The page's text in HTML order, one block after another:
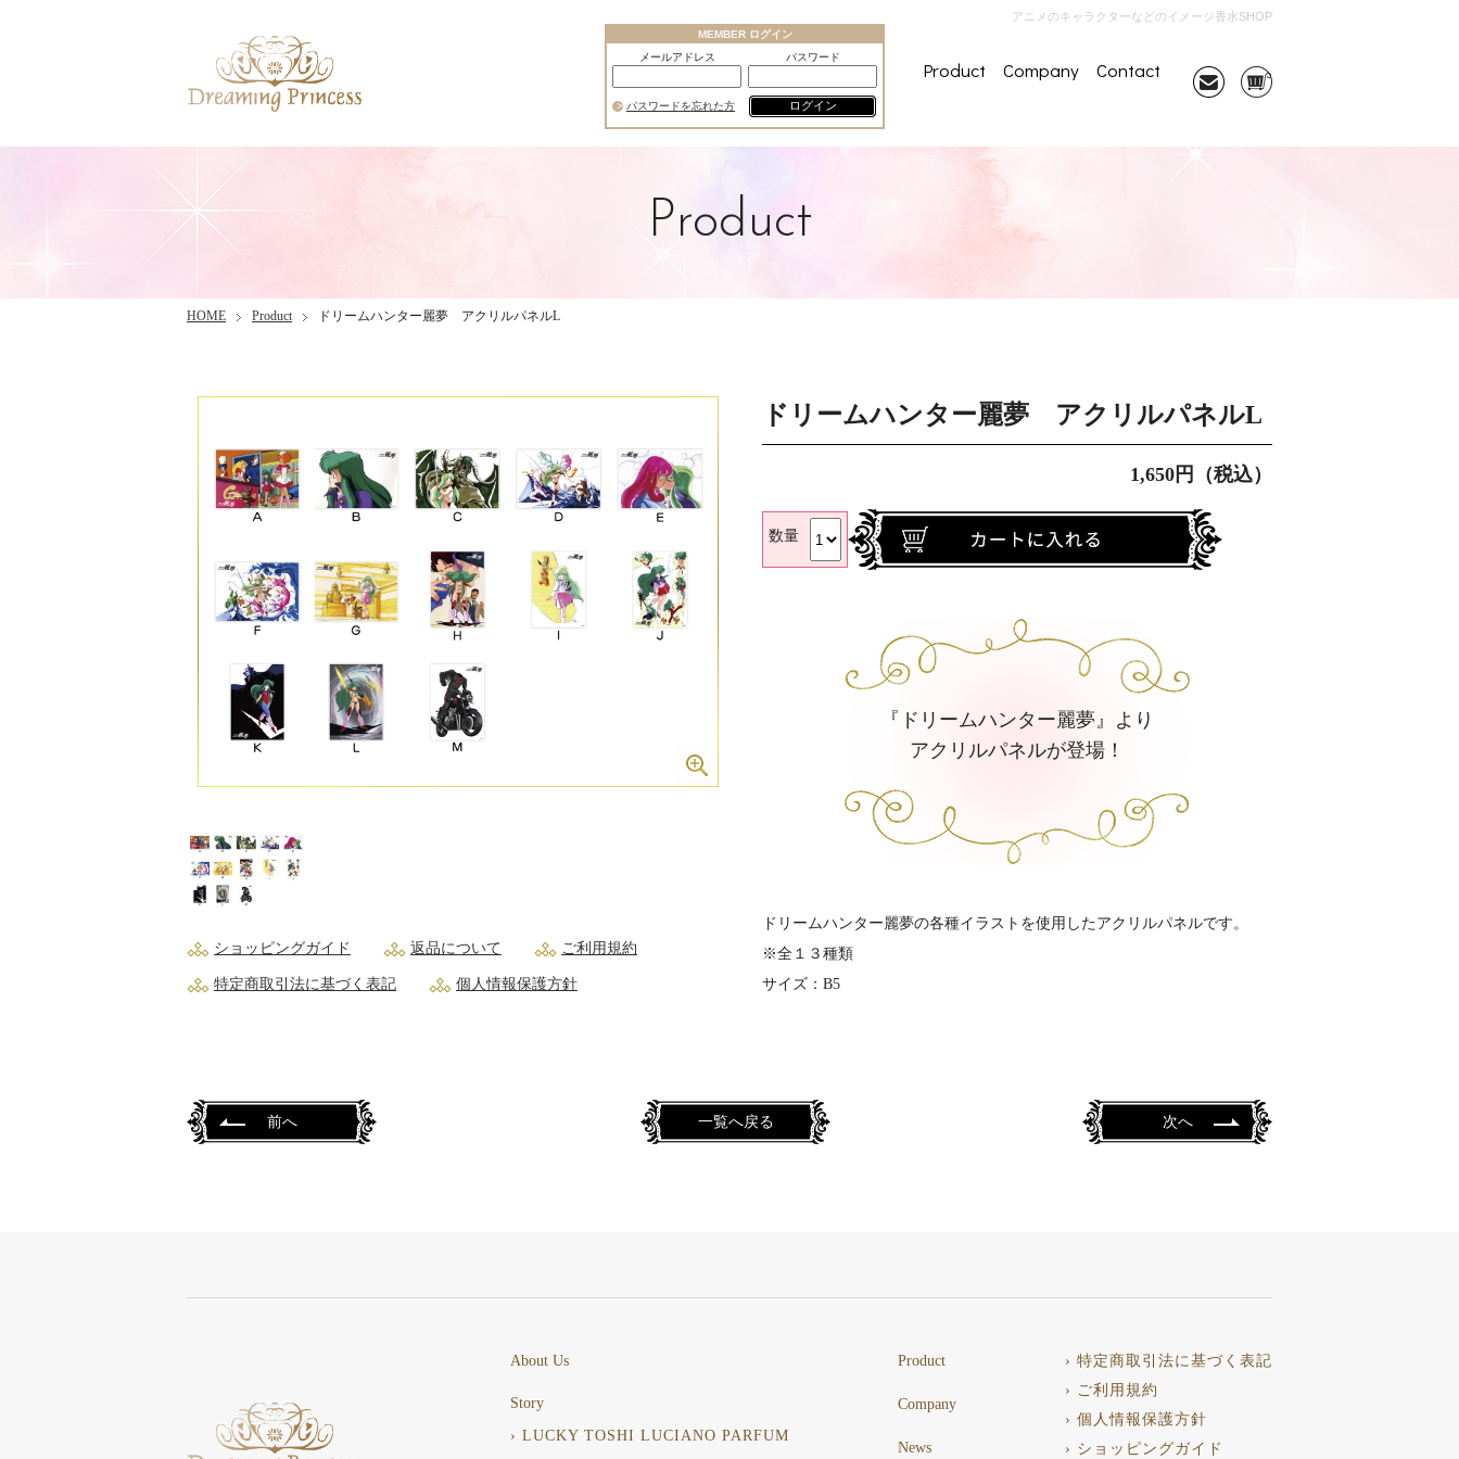
アニメのキャラクターなどのイメージ香水SHOP
Product Company Contact
MEMBER ログイン
メールアドレス
パスワード
パスワードを忘れた方 ログイン
Product
HOME Product ドリームハンター麗夢 アクリルパネルL
ショッピングガイド 返品について ご利用規約
特定商取引法に基づく表記 個人情報保護方針
ドリームハンター麗夢 アクリルパネルL
1,650円（税込）
数量
『ドリームハンター麗夢』より
アクリルパネルが登場！
ドリームハンター麗夢の各種イラストを使用したアクリルパネルです。
※全１３種類
サイズ：B5
前へ 一覧へ戻る 次へ
About Us
Story
› LUCKY TOSHI LUCIANO PARFUM
Product
Company
News
› 特定商取引法に基づく表記
› ご利用規約
› 個人情報保護方針
› ショッピングガイド